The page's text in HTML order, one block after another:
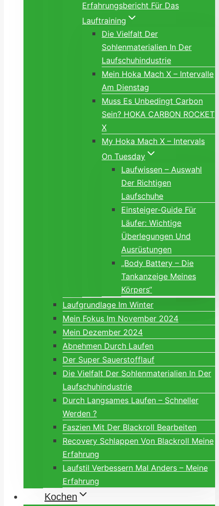
Erfahrungsbericht Für Das
Lauftraining
Die Vielfalt Der
Sohlenmaterialien In Der
Laufschuhindustrie
Mein Hoka Mach X – Intervalle
Am Dienstag
Muss Es Unbedingt Carbon
Sein? HOKA CARBON ROCKET
X
My Hoka Mach X – Intervals
On Tuesday
Laufwissen – Auswahl
Der Richtigen
Laufschuhe
Einsteiger-Guide Für
Läufer: Wichtige
Überlegungen Und
Ausrüstungen
„Body Battery – Die
Tankanzeige Meines
Körpers“
Laufgrundlage Im Winter
Mein Fokus Im November 2024
Mein Dezember 2024
Abnehmen Durch Laufen
Der Super Sauerstofflauf
Die Vielfalt Der Sohlenmaterialien In Der
Laufschuhindustrie
Durch Langsames Laufen – Schneller
Werden ?
Faszien Mit Der Blackroll Bearbeiten
Recovery Schlappen Von Blackroll Meine
Erfahrung
Laufstil Verbessern Mal Anders – Meine
Erfahrung
Kochen